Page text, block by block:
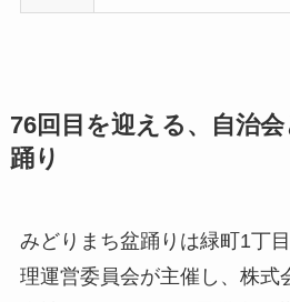
76回目を迎える、自治
踊り
みどりまち盆踊りは緑町1丁
理運営委員会が主催し、株式